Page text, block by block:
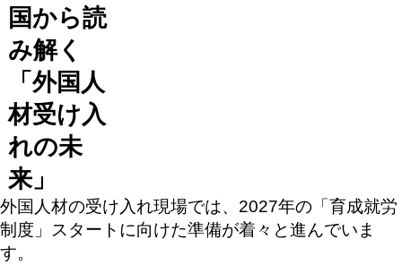
国から読
み解く
「外国人
材受け入
れの未
来」
外国人材の受け入れ現場では、2027年の「育成就労
制度」スタートに向けた準備が着々と進んでいま
す。